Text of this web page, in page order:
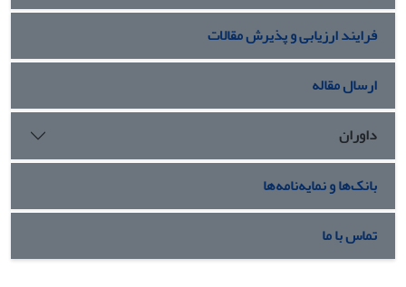
فرایند ارزیابی و پذیرش مقالات
ارسال مقاله
داوران
بانک‌ها و نمایه‌نامه‌ها
تماس با ما